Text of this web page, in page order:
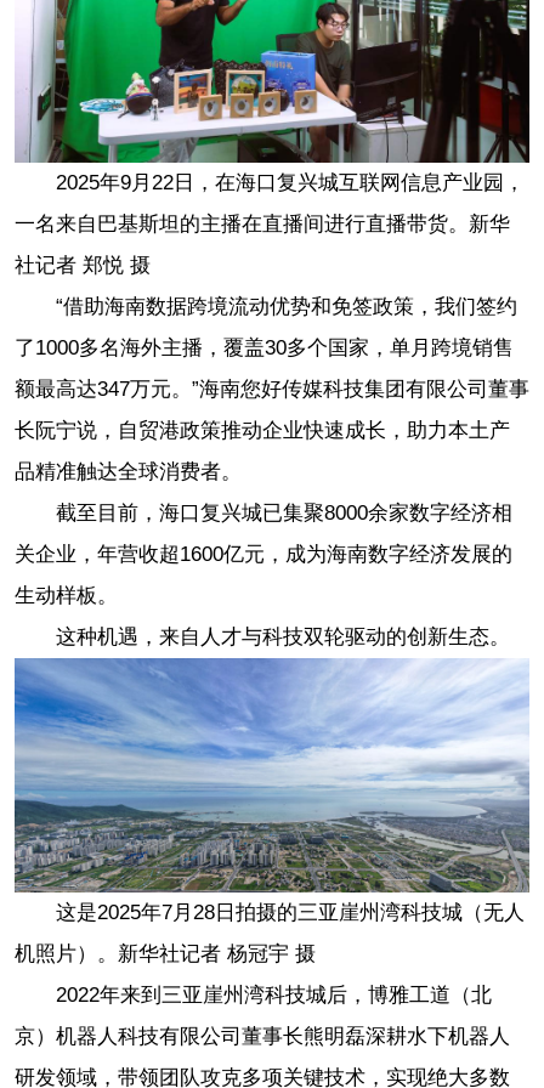
2025年9月22日，在海口复兴城互联网信息产业园，
一名来自巴基斯坦的主播在直播间进行直播带货。新华
社记者 郑悦 摄
“借助海南数据跨境流动优势和免签政策，我们签约
了1000多名海外主播，覆盖30多个国家，单月跨境销售
额最高达347万元。”海南您好传媒科技集团有限公司董事
长阮宁说，自贸港政策推动企业快速成长，助力本土产
品精准触达全球消费者。
截至目前，海口复兴城已集聚8000余家数字经济相
关企业，年营收超1600亿元，成为海南数字经济发展的
生动样板。
这种机遇，来自人才与科技双轮驱动的创新生态。
这是2025年7月28日拍摄的三亚崖州湾科技城（无人
机照片）。新华社记者 杨冠宇 摄
2022年来到三亚崖州湾科技城后，博雅工道（北
京）机器人科技有限公司董事长熊明磊深耕水下机器人
研发领域，带领团队攻克多项关键技术，实现绝大多数